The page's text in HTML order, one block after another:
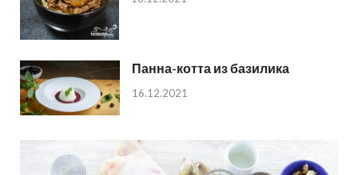
Панна-котта из базилика
16.12.2021